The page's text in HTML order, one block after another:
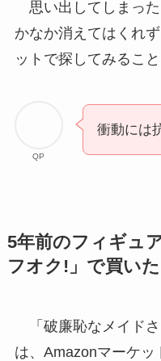
思い出してしまっ
かなか消えてはくれ
ットで探してみること
QP
衝動には
5年前のフィギュ
フオク!」で買い
「破廉恥なメイド
は、Amazonマーケ